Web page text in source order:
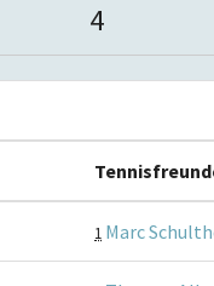
4
1 Marc